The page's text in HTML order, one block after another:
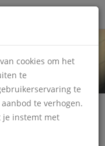
WTB
Full Time
MBO
cookies om het
te
te
te verhogen.
je instemt met